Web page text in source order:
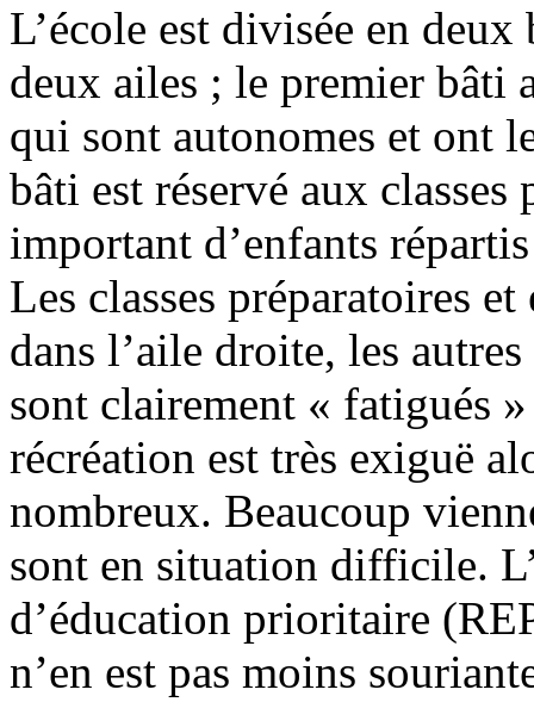
L’école est divisée en
deux ailes ; le premier bâti
qui sont autonomes et ont
bâti est réservé aux
important d’enfants
Les classes préparatoires
dans l’aile droite, les
sont clairement « fatigués
récréation est très exiguë
nombreux. Beaucoup
sont en situation difficile.
d’éducation prioritaire
n’en est pas moins